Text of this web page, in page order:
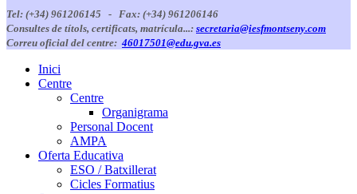
Tel: (+34) 961206145 - Fax: (+34) 961206146
Consultes de títols, certificats, matrícula...: secretaria@iesfmontseny.com
Correu oficial del centre: 46017501@edu.gva.es
Inici
Centre
Centre
Organigrama
Personal Docent
AMPA
Oferta Educativa
ESO / Batxillerat
Cicles Formatius